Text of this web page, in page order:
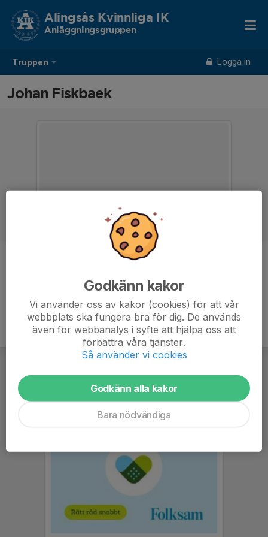
Truppen Logga in
Alingsås Kvinnliga IK
Anläggningsgruppen
Johan Fiskbaek
Godkänn kakor
Vi använder oss av kakor (cookies) för att vår
webbplats ska fungera bra för dig. De används
även för webbanalys i syfte att hjälpa oss att
förbättra våra tjänster.
Så använder vi cookies
Godkänn alla kakor
Bara nödvändiga